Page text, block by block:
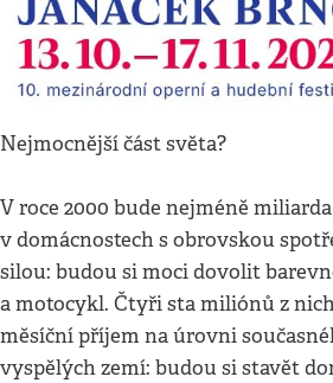
Nejmocnější část světa?
V roce 2000 bude nejméně
v domácnostech s obrovskou
silou: budou si moci dovolit
a motocykl. Čtyři sta miliónů z
měsíční příjem na úrovni
vyspělých zemí: budou si stavět